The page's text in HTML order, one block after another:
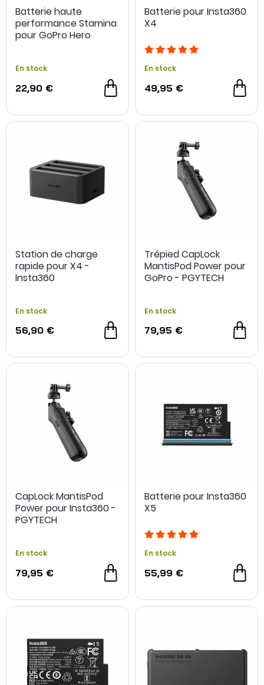
Batterie haute
performance Stamina
pour GoPro Hero
En stock
22,90 €
Batterie pour Insta360
X4
En stock
49,95 €
Station de charge
rapide pour X4 -
Insta360
En stock
56,90 €
Trépied CapLock
MantisPod Power pour
GoPro - PGYTECH
En stock
79,95 €
CapLock MantisPod
Power pour Insta360 -
PGYTECH
En stock
79,95 €
Batterie pour Insta360
X5
En stock
55,99 €